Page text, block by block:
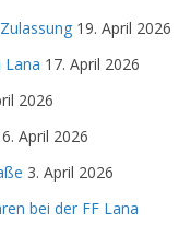
19. April 2026
Lana 17. April 2026
2026
6. April 2026
3. April 2026
bei der FF Lana